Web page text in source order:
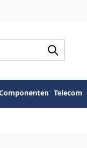
Telecom